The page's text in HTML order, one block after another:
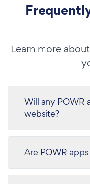
Learn more
Will any POWR
website?
Are POWR